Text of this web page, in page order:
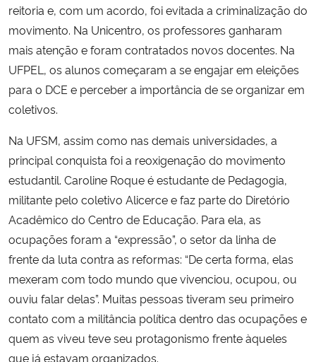
reitoria e, com um acordo, foi evitada a criminalização do
movimento. Na Unicentro, os professores ganharam
mais atenção e foram contratados novos docentes. Na
UFPEL, os alunos começaram a se engajar em eleições
para o DCE e perceber a importância de se organizar em
coletivos.
Na UFSM, assim como nas demais universidades, a
principal conquista foi a reoxigenação do movimento
estudantil. Caroline Roque é estudante de Pedagogia,
militante pelo coletivo Alicerce e faz parte do Diretório
Acadêmico do Centro de Educação. Para ela, as
ocupações foram a “expressão”, o setor da linha de
frente da luta contra as reformas: “De certa forma, elas
mexeram com todo mundo que vivenciou, ocupou, ou
ouviu falar delas”. Muitas pessoas tiveram seu primeiro
contato com a militância política dentro das ocupações e
quem as viveu teve seu protagonismo frente àqueles
que já estavam organizados.